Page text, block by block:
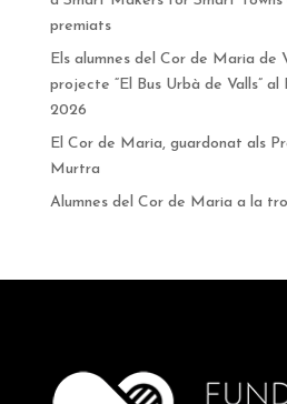
premiats
Els alumnes del Cor de Maria de
projecte “El Bus Urbà de Valls”
2026
El Cor de Maria, guardonat als
Murtra
Alumnes del Cor de Maria a la